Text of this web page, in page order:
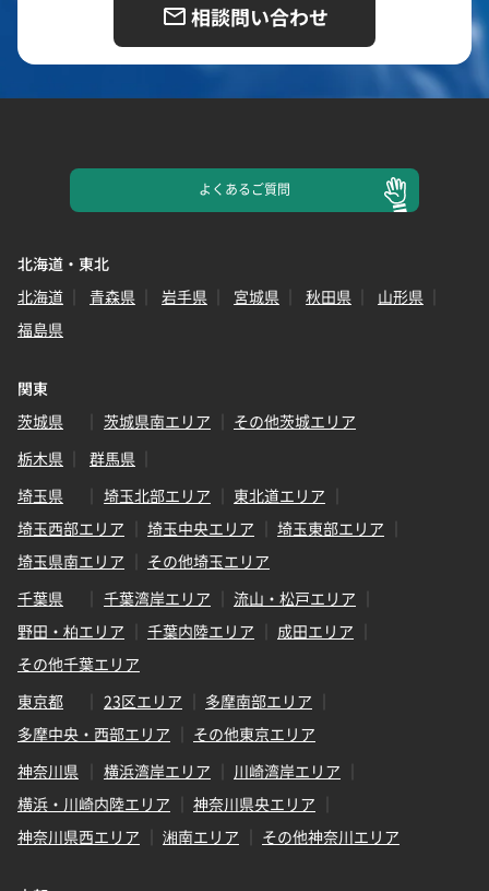
相談問い合わせ
よくあるご質問
北海道・東北
北海道
青森県 岩手県 宮城県 秋田県
山形県
福島県
関東
茨城県
茨城県南エリア
その他茨城エリア
栃木県
群馬県
埼玉県
埼玉北部エリア
東北道エリア
埼玉西部エリア
埼玉中央エリア
埼玉東部エリア
埼玉県南エリア
その他埼玉エリア
千葉県
千葉湾岸エリア
流山・松戸エリア
野田・柏エリア
千葉内陸エリア
成田エリア
その他千葉エリア
東京都
23区エリア
多摩南部エリア
多摩中央・西部エリア
その他東京エリア
神奈川県
横浜湾岸エリア
川崎湾岸エリア
横浜・川崎内陸エリア
神奈川県央エリア
神奈川県西エリア
湘南エリア その他神奈川エリア